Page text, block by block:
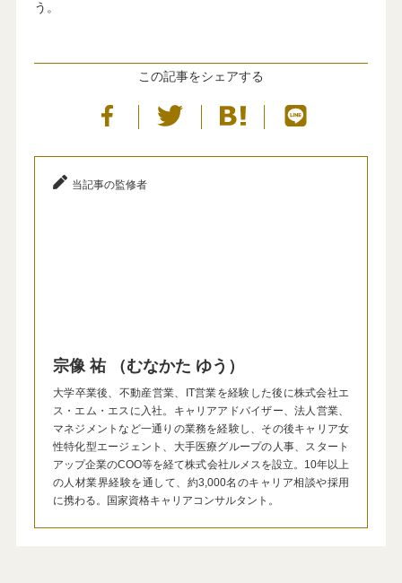
う。
この記事をシェアする
当記事の監修者
宗像 祐 （むなかた ゆう）
大学卒業後、不動産営業、IT営業を経験した後に株式会社エ
ス・エム・エスに入社。キャリアアドバイザー、法人営業、
マネジメントなど一通りの業務を経験し、その後キャリア女
性特化型エージェント、大手医療グループの人事、スタート
アップ企業のCOO等を経て株式会社ルメスを設立。10年以上
の人材業界経験を通して、約3,000名のキャリア相談や採用
に携わる。国家資格キャリアコンサルタント。